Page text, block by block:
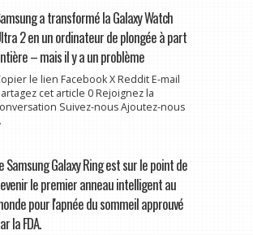
a transformé la Galaxy Watch
2 en un ordinateur de plongée à part
– mais il y a un problème
le lien Facebook X Reddit E-mail
cet article 0 Rejoignez la
Suivez-nous Ajoutez-nous
Samsung Galaxy Ring est sur le point de
le premier anneau intelligent au
pour l'apnée du sommeil approuvé
la FDA.